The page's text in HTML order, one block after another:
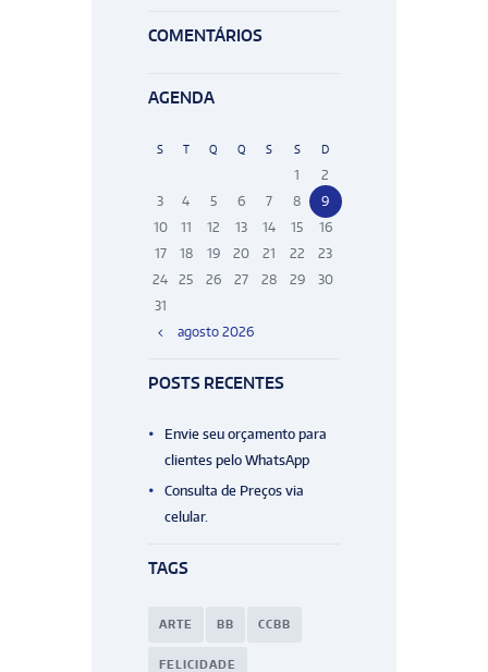
COMENTÁRIOS
AGENDA
agosto 2026
S T Q Q S S D
1
2
3
4 5 6 7 8
9
10
11 12 13 14 15
16
17
18 19 20 21 22
23
24
25 26 27 28 29
30
31
POSTS RECENTES
Envie seu orçamento para
clientes pelo WhatsApp
Consulta de Preços via
celular.
TAGS
ARTE BB CCBB
FELICIDADE